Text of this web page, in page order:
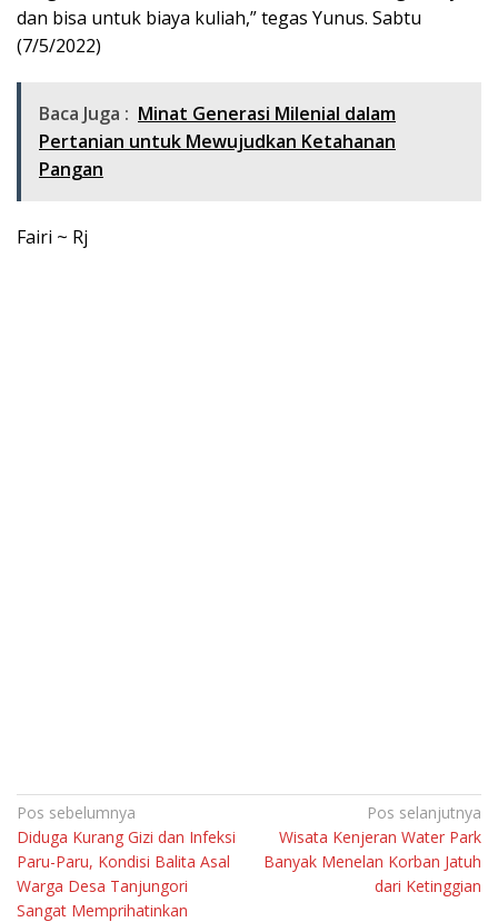
dan bisa untuk biaya kuliah,” tegas Yunus. Sabtu
(7/5/2022)
Baca Juga : Minat Generasi Milenial dalam
Pertanian untuk Mewujudkan Ketahanan
Pangan
Fairi ~ Rj
Navigasi
pos
Pos sebelumnya
Diduga Kurang Gizi dan Infeksi
Paru-Paru, Kondisi Balita Asal
Warga Desa Tanjungori
Sangat Memprihatinkan
Pos selanjutnya
Wisata Kenjeran Water Park
Banyak Menelan Korban Jatuh
dari Ketinggian